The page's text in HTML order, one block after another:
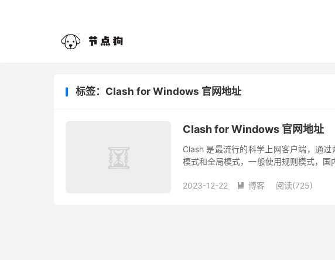
标签：Clash for Windows 官网地址
Clash for Windows 官网地址
Clash 是最流行的科学上网客户端，通
模式和全局模式，一般使用规则模式，国
2023-12-22  博客 阅读(725)